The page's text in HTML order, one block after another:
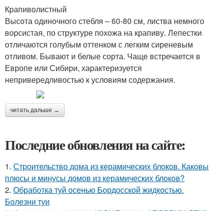
Крапиволистный
Высота одиночного стебля – 60-80 см, листва немного
ворсистая, по структуре похожа на крапиву. Лепестки
отличаются голубым оттенком с легким сиреневым
отливом. Бывают и белые сорта. Чаще встречается в
Европе или Сибири, характеризуется
непривередливостью к условиям содержания.
читать дальше →
Последние обновления на сайте:
1. Строительство дома из керамических блоков. Каковы
плюсы и минусы домов из керамических блоков?
2. Обработка туй осенью Бордосской жидкостью.
Болезни туи